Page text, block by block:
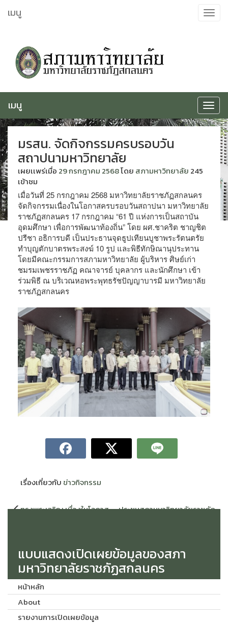
ไป
Toggle
เมนู
Toggle
เมนู
มรสน. จัดกิจกรรมครบรอบวัน
สถาปนามหาวิทยาลัย
เผยเเพร่เมื่อ 29 กรกฎาคม 2568โดย สภามหาวิทยาลัย 245
เข้าชม
เมื่อวันที่ 25 กรกฎาคม 2568 มหาวิทยาลัยราชภัฏสกลนคร
จัดกิจกรรมเนื่องในโอกาสครบรอบวันสถาปนา มหาวิทยาลัย
ราชภัฏสกลนคร 17 กรกฎาคม “61 ปี แห่งการเป็นสถาบัน
อุดมศึกษา เพื่อการพัฒนาท้องถิ่น” โดย ผศ.ชาคริต ชาญชิต
ปรีชา อธิการบดี เป็นประธานจุดธูปเทียนบูชาพระรัตนตรัย
ทำบุญตักบาตรพระสงฆ์ 10 รูป และพิธีทักษิณานุประทาน
โดยมีคณะกรรมการสภามหาวิทยาลัย ผู้บริหาร ศิษย์เก่า
ชมรมเพชรราชภัฏ คณาจารย์ บุคลากร และนักศึกษา เข้า
ร่วมพิธี ณ บริเวณหอพระพุทธรัชปัญญาบารมี มหาวิทยาลัย
ราชภัฏสกลนคร
เรื่องเกี่ยวกับ ข่าวกิจกรรม
แนะแนว
ทรงพระเจริญ เนื่องในโอกาส
ประชุมสภามหาวิทยาลัยราชภัฏ
แบบแสดงเปิดเผยข้อมูลของสภา
มหาวิทยาลัยราชภัฏสกลนคร
หน้าหลัก
About
รายงานการเปิดเผยข้อมูล